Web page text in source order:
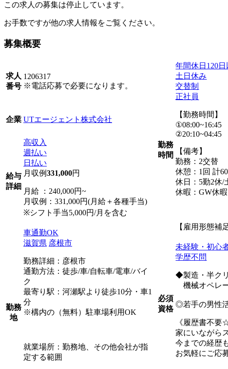
この求人の募集は停止しています。
お手数ですが他の求人情報をご覧ください。
募集概要
求人
番号
1206317
※電話応募で必要になります。
企業 UTエージェント株式会社
給与
詳細
高収入
週払い
日払い
月収例331,000円
月給 ：240,000円~
月収例：331,000円(月給＋各種手当)
※シフト手当5,000円/月を含む
勤務
地
車通勤OK
滋賀県 彦根市
勤務詳細：彦根市
通勤方法：徒歩/車/自転車/電車/バイ
ク
最寄り駅：河瀬駅より徒歩10分・車1
分
※構内の（無料）駐車場利用OK
就業場所：勤務地、その他会社が指
定する範囲
勤務
時間
年間休日120日
土日休み
交替制
正社員
【勤務時間】
①08:00~16:45
②20:10~04:45
【備考】
勤務：2交替
休憩：1回 計
休日：5勤2休/
休暇：GW休
【雇用形態補
必須
資格
未経験・初心
学歴不問
◆製造・半ク
機械オペレ
◎若手の男性
《履歴書不要
家にいながら
今までの経歴
お気軽にご応